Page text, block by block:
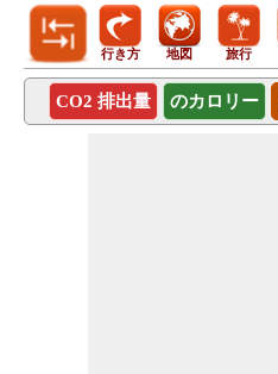
行き方 地図 旅行
CO2 排出量 のカロリー